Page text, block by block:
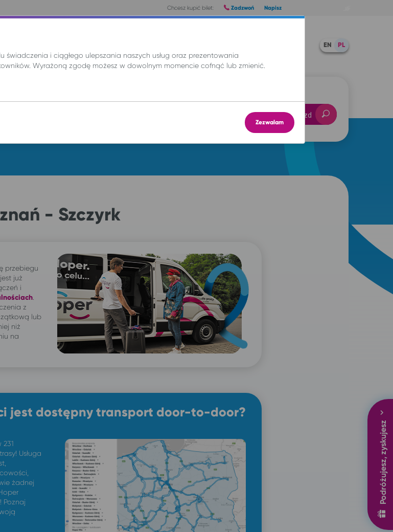
Chcesz kupić bilet: Zadzwoń Napisz
EN PL
Znajdź przejazd
Podróżujesz, zyskujesz
- Szczyrk
przebiegu
już
i
z
lub
niż
na
jest dostępny transport door-to-door?
Usługa
żadnej
Poznaj
i ciągłego ulepszania naszych usług oraz prezentowania
Wyrażoną zgodę możesz w dowolnym momencie cofnąć lub zmienić.
Zezwalam